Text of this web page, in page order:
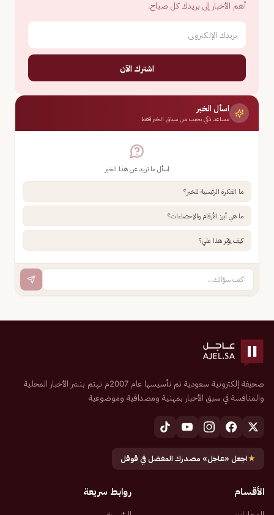
أهم الأخبار إلى بريدك كل صباح.
اشترك الآن
اسأل الخبر
مساعد ذكي يجيب من سياق الخبر فقط
اسأل ما تريد عن هذا الخبر
ما الفكرة الرئيسية للخبر؟
ما هي أبرز الأرقام والإحصاءات؟
كيف يؤثر هذا علي؟
صحيفة إلكترونية سعودية تم تأسيسها عام 2007م تهتم بنشر الأخبار المحلية
والمنافسة في سبق الأخبار بمهنية ومصداقية وموضوعية
★اجعل «عاجل» مصدرك المفضل في قوقل
الأقسام روابط سريعة